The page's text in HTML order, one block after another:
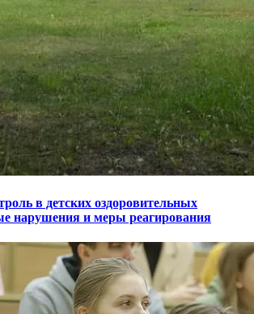
в детских оздоровительных
нарушения и меры реагирования